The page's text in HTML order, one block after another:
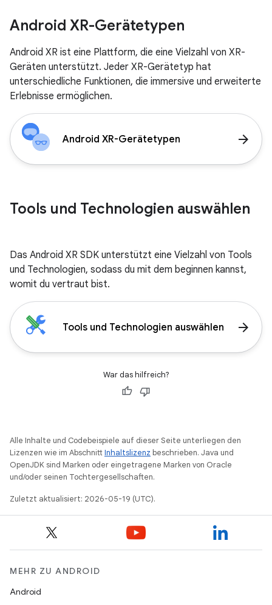
Android XR-Gerätetypen
Android XR ist eine Plattform, die eine Vielzahl von XR-
Geräten unterstützt. Jeder XR-Gerätetyp hat
unterschiedliche Funktionen, die immersive und erweiterte
Erlebnisse ermöglichen.
Android XR-Gerätetypen arrow_forward
Tools und Technologien auswählen
Das Android XR SDK unterstützt eine Vielzahl von Tools
und Technologien, sodass du mit dem beginnen kannst,
womit du vertraut bist.
Tools und Technologien auswählen arrow_forward
War das hilfreich?
Alle Inhalte und Codebeispiele auf dieser Seite unterliegen den
Lizenzen wie im AbschnittInhaltslizenz beschrieben. Java und
OpenJDK sind Marken oder eingetragene Marken von Oracle
und/oder seinen Tochtergesellschaften.
Zuletzt aktualisiert: 2026-05-19 (UTC).
MEHR ZU ANDROID
Android